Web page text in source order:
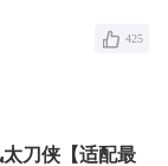
425
刀侠【适配最